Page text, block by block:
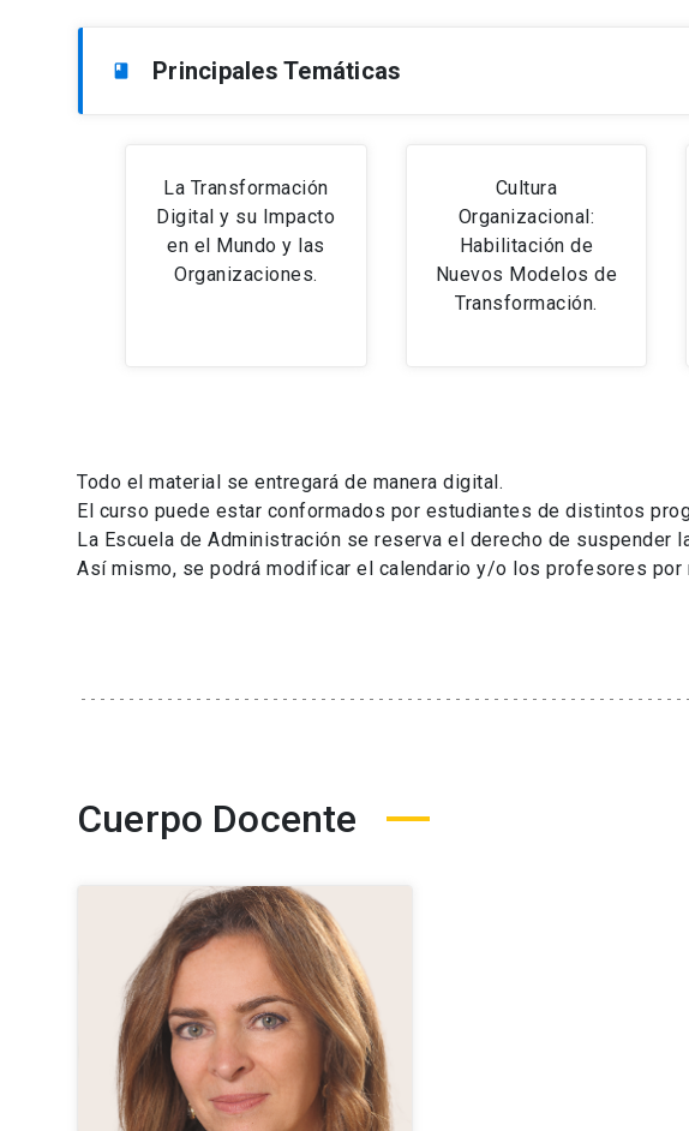
book Principales Temáticas
La Transformación
Digital y su Impacto
en el Mundo y las
Organizaciones.
Cultura
Organizacional:
Habilitación de
Nuevos Modelos de
Transformación.
Todo el material se entregará de manera digital.
El curso puede estar conformados por estudiantes de distintos
La Escuela de Administración se reserva el derecho de suspender
Así mismo, se podrá modificar el calendario y/o los profesores por
Cuerpo Docente